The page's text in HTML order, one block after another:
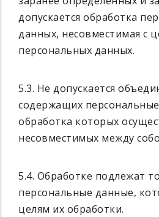
допускается обработка
данных, несовместимая с
персональных данных.
5.3. Не допускается
содержащих
обработка которых
несовместимых между
5.4. Обработке подлежат
персональные данные,
целям их обработки.